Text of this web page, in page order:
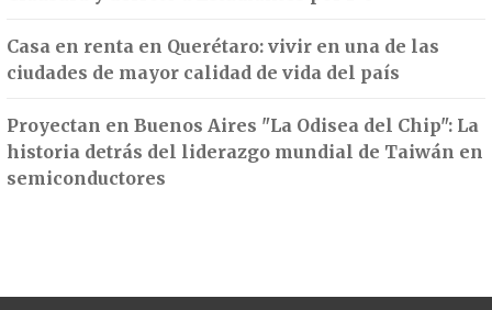
Casa en renta en Querétaro: vivir en una de las
ciudades de mayor calidad de vida del país
Proyectan en Buenos Aires "La Odisea del Chip": La
historia detrás del liderazgo mundial de Taiwán en
semiconductores